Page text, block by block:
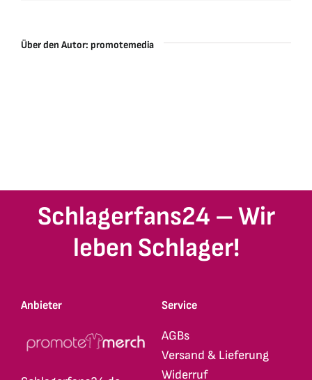
Über den Autor: promotemedia
Schlagerfans24 – Wir
leben Schlager!
Anbieter Service
AGBs
Versand & Lieferung
Widerruf